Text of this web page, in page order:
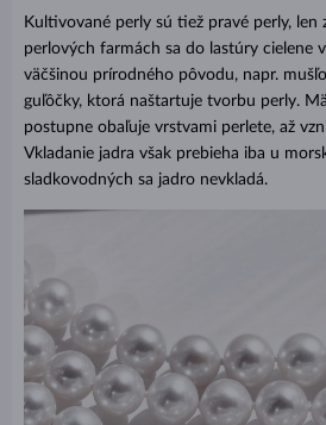
Kultivované perly sú tiež pravé perly, len
perlových farmách sa do lastúry cielene
väčšinou prírodného pôvodu, napr.
guľôčky, ktorá naštartuje tvorbu perly.
postupne obaľuje vrstvami perlete, až
Vkladanie jadra však prebieha iba u
sladkovodných sa jadro nevkladá.